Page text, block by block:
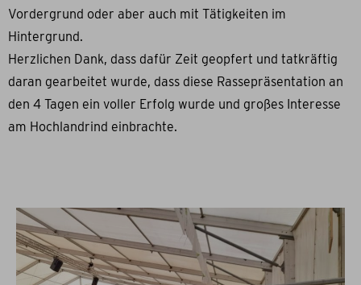
Vordergrund oder aber auch mit Tätigkeiten im
Hintergrund.
Herzlichen Dank, dass dafür Zeit geopfert und tatkräftig
daran gearbeitet wurde, dass diese Rassepräsentation an
den 4 Tagen ein voller Erfolg wurde und großes Interesse
am Hochlandrind einbrachte.